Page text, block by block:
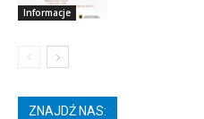
Informacje
ZNAJDŹ NAS: